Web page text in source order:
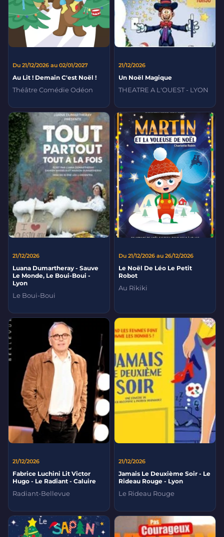
Du 21/12/2026 au 02/01/2027
Au Lit ! Demain C'est Noël !
Théâtre Comédie Odéon
21/12/2026
Un Noël Magique
THEATRE A L'OUEST - LYON
21/12/2026
Luana Dumartheray - Sauve
Le Monde, Le Boui-Boui -
Lyon
Le Boui-Boui
Du 21/12/2026 au 26/12/2026
Le Noël De Léo Le Petit
Robot
Au Rikiki
21/12/2026
Fabrice Luchini Lit Victor
Hugo - Le Radiant - Caluire
Radiant-Bellevue
21/12/2026
Jamais Le Deuxième Soir - Le
Rideau Rouge - Lyon
Le Rideau Rouge